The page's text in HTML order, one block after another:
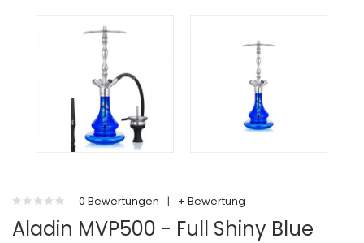
0 Bewertungen | + Bewertung
Aladin MVP500 - Full Shiny Blue